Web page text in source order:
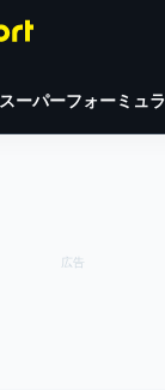
スーパーフォーミュラ